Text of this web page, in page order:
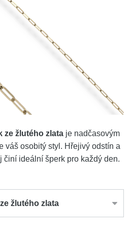
Slovensko
ze žlutého zlata je nadčasovým
váš osobitý styl. Hřejivý odstín a
činí ideální šperk pro každý den.
žlutého zlata